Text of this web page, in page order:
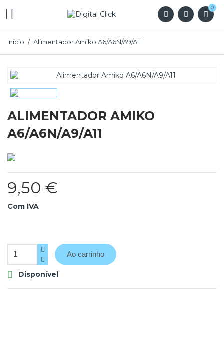
 0
Início Alimentador Amiko A6/A6N/A9/A11
ALIMENTADOR AMIKO
A6/A6N/A9/A11
9,50 €
Com IVA
Ao carrinho
 Disponível